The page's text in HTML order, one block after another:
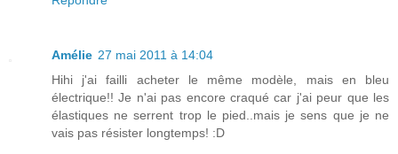
Amélie 27 mai 2011 à 14:04
Hihi j'ai failli acheter le même modèle, mais en bleu
électrique!! Je n'ai pas encore craqué car j'ai peur que les
élastiques ne serrent trop le pied..mais je sens que je ne
vais pas résister longtemps! :D